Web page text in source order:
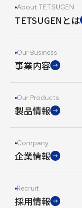
About TETSUGEN
TETSUGENとは
Our Business
事業内容
Our Products
製品情報
Company
企業情報
Recruit
採用情報